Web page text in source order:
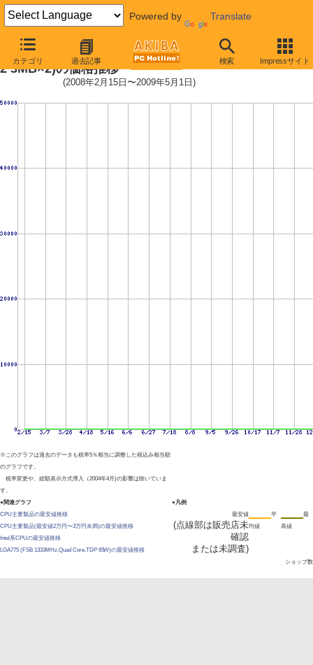
Powered by Translate
カテゴリ 過去記事 検索 Impressサイト
Core 2 Quad Q9400S (2.66GHz,L
2 3MB×2)の価格推移
(2008年2月15日〜2009年5月1日)
※このグラフは過去のデータも税率5％相当に調整した税込み相当額
のグラフです。
税率変更や、総額表示方式導入（2004年4月)の影響は除いていま
す。
●関連グラフ
CPU主要製品の最安値推移
CPU主要製品(最安値2万円〜3万円未満)の最安値推移
Intel系CPUの最安値推移
LGA775 (FSB 1333MHz,Quad Core,TDP 65W)の最安値推移
●凡例
最安値
(点線部は販売店未
確認
または未調査)
平
均値
最
高値
ショップ数